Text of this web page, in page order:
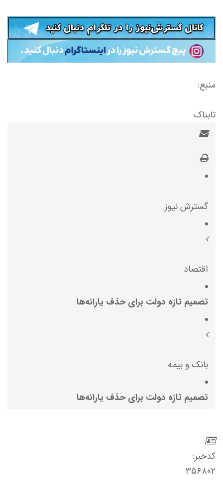
منبع:
تابناک
گسترش نیوز
اقتصاد
تصمیم تازه دولت برای حذف یارانه‌ها
بانک و بیمه
تصمیم تازه دولت برای حذف یارانه‌ها
کدخبر:
۳۵۶۸۰۲